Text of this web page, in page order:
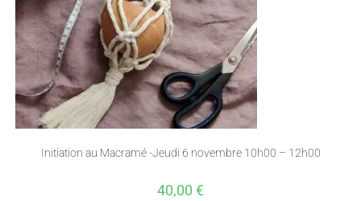
Initiation au Macramé -Jeudi 6 novembre 10h00 – 12h00
40,00 €